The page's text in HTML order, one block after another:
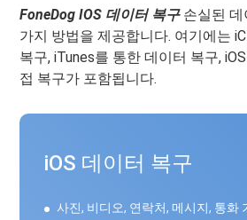
FoneDog IOS 데이터 복구손실된 데
가지 방법을 제공합니다. 여기에는
복구, iTunes를 통한 데이터 복구,
접 복구가 포함됩니다.
iOS 데이터 복구
사진, 비디오, 연락처, 메시지, 통화